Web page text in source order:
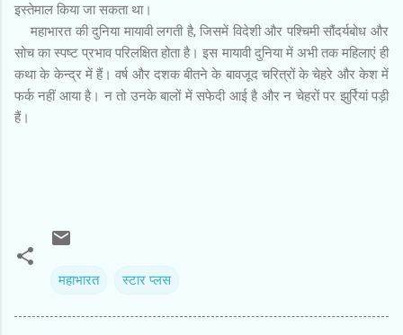
इस्तेमाल किया जा सकता था।
महाभारत की दुनिया मायावी लगती है, जिसमें विदेशी और पश्चिमी सौंदर्यबोध और
सोच का स्पष्ट प्रभाव परिलक्षित होता है। इस मायावी दुनिया में अभी तक महिलाएं ही
कथा के केन्द्र में हैं। वर्ष और दशक बीतने के बावजूद चरित्रों के चेहरे और केश में
फर्क नहीं आया है। न तो उनके बालों में सफेदी आई है और न चेहरों पर झुर्रियां पड़ी
हैं।
महाभारत स्‍टार प्‍लस